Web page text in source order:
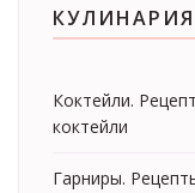
КУЛИНАРИЯ
Коктейли.
коктейли
Гарниры.